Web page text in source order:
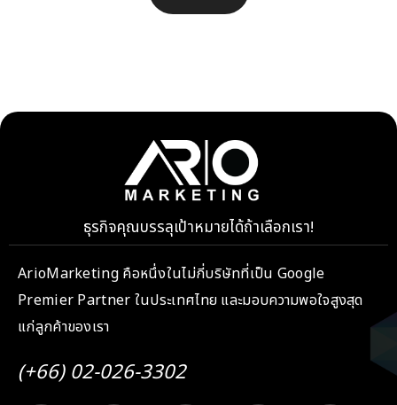
ธุรกิจคุณบรรลุเป้าหมายได้ถ้าเลือกเรา!
ArioMarketing คือหนึ่งในไม่กี่บริษัทที่เป็น Google
Premier Partner ในประเทศไทย และมอบความพอใจสูงสุด
แก่ลูกค้าของเรา
(+66) 02-026-3302